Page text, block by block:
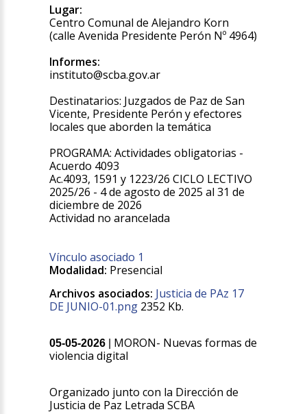
Lugar:
Centro Comunal de Alejandro Korn
(calle Avenida Presidente Perón Nº 4964)
Informes:
instituto@scba.gov.ar
Destinatarios: Juzgados de Paz de San
Vicente, Presidente Perón y efectores
locales que aborden la temática
PROGRAMA: Actividades obligatorias -
Acuerdo 4093
Ac.4093, 1591 y 1223/26 CICLO LECTIVO
2025/26 - 4 de agosto de 2025 al 31 de
diciembre de 2026
Actividad no arancelada
Vínculo asociado 1
Modalidad: Presencial
Archivos asociados: Justicia de PAz 17
DE JUNIO-01.png 2352 Kb.
05-05-2026
MORON- Nuevas formas de
violencia digital
Organizado junto con la Dirección de
Justicia de Paz Letrada SCBA